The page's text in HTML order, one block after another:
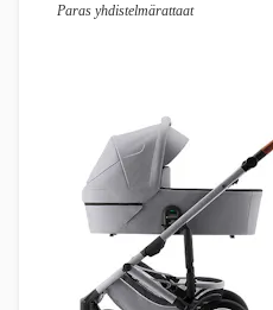
Paras yhdistelmärattaat